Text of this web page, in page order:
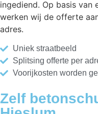
ingediend. Op basis
werken wij de offerte
adres.
Uniek straatbeeld
Splitsing offerte per
Voorijkosten worden
Zelf